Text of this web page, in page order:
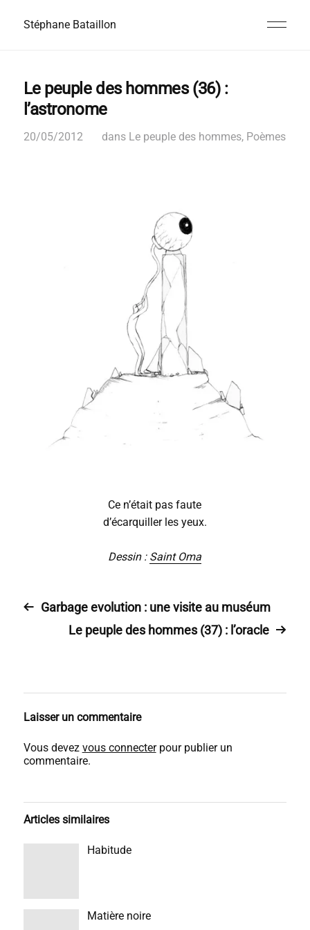
Stéphane Bataillon
Le peuple des hommes (36) :
l’astronome
20/05/2012 dans Le peuple des hommes, Poèmes
Ce n’était pas faute
d’écarquiller les yeux.
Dessin : Saint Oma
Garbage evolution : une visite au muséum
Le peuple des hommes (37) : l’oracle
Laisser un commentaire
Vous devez vous connecterpour publier un
commentaire.
Articles similaires
Habitude
Matière noire